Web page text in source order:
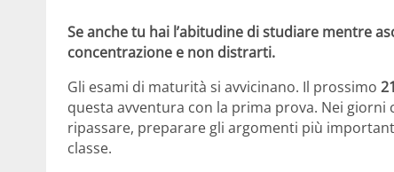
Se anche tu hai l’abitudine di studiare mentre
concentrazione e non distrarti.
Gli esami di maturità si avvicinano. Il prossimo
questa avventura con la prima prova. Nei
ripassare, preparare gli argomenti più
classe.